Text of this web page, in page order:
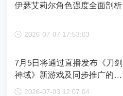
伊瑟艾莉尔角色强度全面剖析
2026-07-07 17:53:03
7月5日将通过直播发布《刀剑
神域》新游戏及同步推广的动
画内容，整场直播时长为110分
2026-07-03 12:07:04